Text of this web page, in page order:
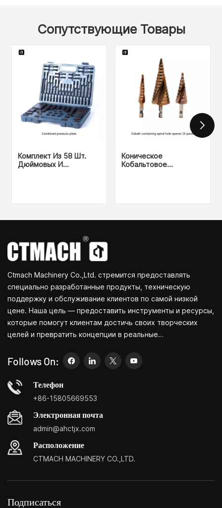
Сопутствующие Товары
Комплект Из 58 Шт.
Дюймовых И
Коническое
Кобальтовое
Ctmach Machinery Co.,Ltd. стремится предоставлять
специально разработанные продукты, техническую
поддержку и обслуживание клиентов по самой низкой
цене. Наша цель — предоставить инструменты и ресурсы,
которые помогут клиентам достичь своих творческих
целей и превратить концепции в реальные
образованием, краткосрочным производством или просто
являетесь креативным предпринимателем, небольшие
станки Bite позволят вам удовлетворить ваши
потребности проще, быстрее и
настройки бытовых станков, бытовые токарные станки,
бытовые сверлильные и фрезерные станки, небольшие
многофункциональные токарные, сверлильные и
фрезерные станки.
Follows On:
Телефон
+86-15805669553
Электронная почта
admin@ahctjx.com
Расположение
CTMACH MACHINERY CO.,LTD.
Подписаться